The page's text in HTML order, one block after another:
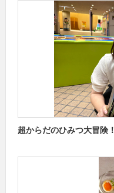
超からだのひみつ大冒険！